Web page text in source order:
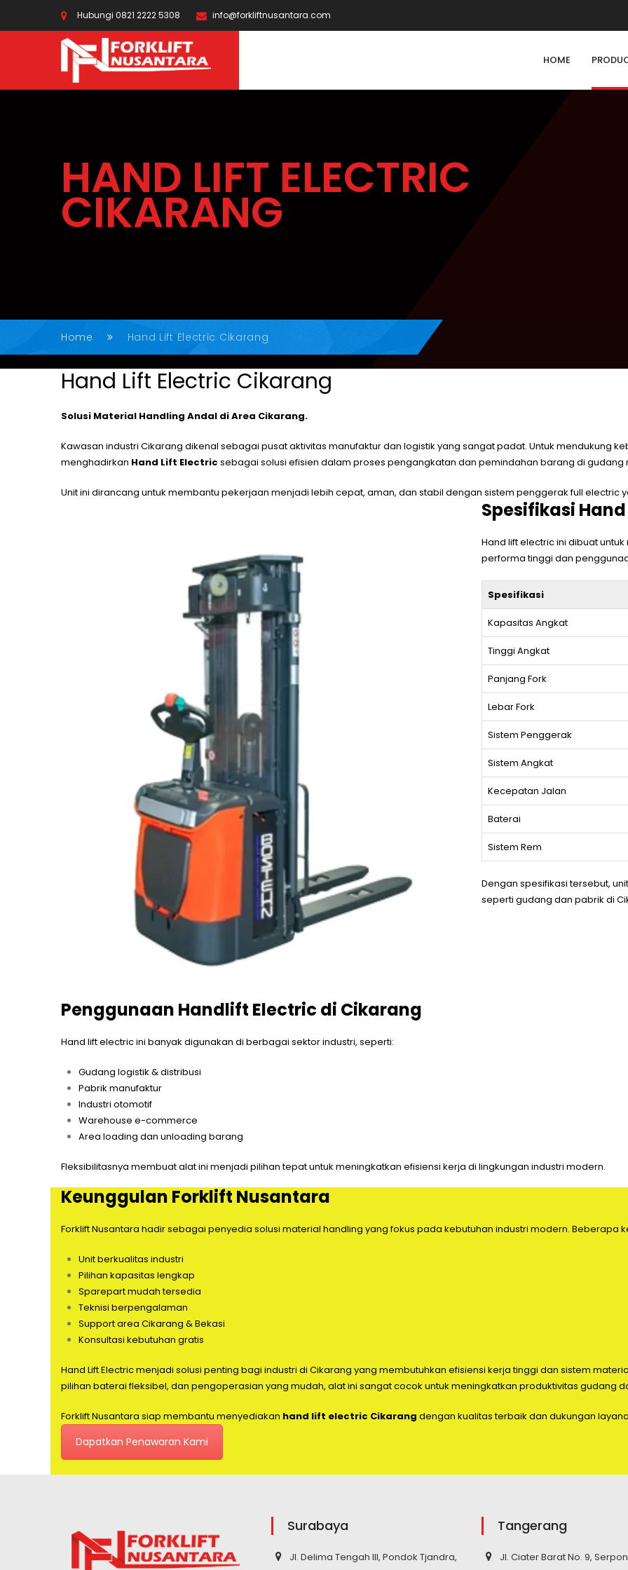
Hubungi 0821 2222 5308 info@forkliftnusantara.com
HOME
HAND LIFT ELECTRIC
CIKARANG
Home Hand Lift Electric Cikarang
Hand Lift Electric Cikarang
Solusi Material Handling Andal di Area Cikarang.
Kawasan industri Cikarang dikenal sebagai pusat aktivitas manufaktur dan logistik yang sangat padat. Untuk mendukung
menghadirkan Hand Lift Electric sebagai solusi efisien dalam proses pengangkatan dan pemindahan barang di gudang
Unit ini dirancang untuk membantu pekerjaan menjadi lebih cepat, aman, dan stabil dengan sistem penggerak full
Spesifikasi
Hand lift electric ini dibuat
performa tinggi dan
Spesifikasi
Kapasitas Angkat
Tinggi Angkat
Panjang Fork
Lebar Fork
Sistem Penggerak
Sistem Angkat
Kecepatan Jalan
Baterai
Sistem Rem
Dengan spesifikasi tersebut,
seperti gudang dan pabrik di
Penggunaan Handlift Electric di Cikarang
Hand lift electric ini banyak digunakan di berbagai sektor industri, seperti:
Gudang logistik & distribusi
Pabrik manufaktur
Industri otomotif
Warehouse e-commerce
Area loading dan unloading barang
Fleksibilitasnya membuat alat ini menjadi pilihan tepat untuk meningkatkan efisiensi kerja di lingkungan industri modern.
Keunggulan Forklift Nusantara
Forklift Nusantara hadir sebagai penyedia solusi material handling yang fokus pada kebutuhan industri modern. Beberapa
Unit berkualitas industri
Pilihan kapasitas lengkap
Sparepart mudah tersedia
Teknisi berpengalaman
Support area Cikarang & Bekasi
Konsultasi kebutuhan gratis
Hand Lift Electric menjadi solusi penting bagi industri di Cikarang yang membutuhkan efisiensi kerja tinggi dan sistem
pilihan baterai fleksibel, dan pengoperasian yang mudah, alat ini sangat cocok untuk meningkatkan produktivitas gudang
Forklift Nusantara siap membantu menyediakan hand lift electric Cikarang dengan kualitas terbaik dan dukungan
Dapatkan Penawaran Kami
Surabaya
Jl. Delima Tengah III, Pondok Tjandra,
Tangerang
Jl. Ciater Barat No. 9,